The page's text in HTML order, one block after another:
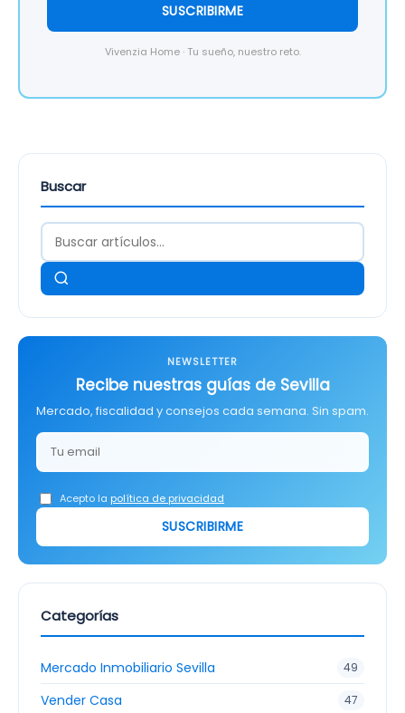
SUSCRIBIRME
Vivenzia Home · Tu sueño, nuestro reto.
Buscar
NEWSLETTER
Recibe nuestras guías de Sevilla
Mercado, fiscalidad y consejos cada semana. Sin spam.
Acepto la política de privacidad
SUSCRIBIRME
Categorías
Mercado Inmobiliario Sevilla 49
Vender Casa 47